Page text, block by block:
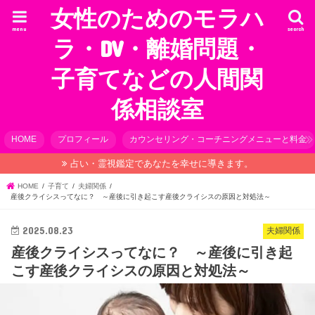
女性のためのモラハ
ラ・DV・離婚問題・
子育てなどの人間関
係相談室
search
menu
HOME プロフィール カウンセリング・コーチニングメニューと料金
占い・霊視鑑定であなたを幸せに導きます。
HOME 子育て
夫婦関係
産後クライシスってなに？ ～産後に引き起こす産後クライシスの原因と対処法～
夫婦関係
2025.08.23
産後クライシスってなに？ ～産後に引き起
こす産後クライシスの原因と対処法～